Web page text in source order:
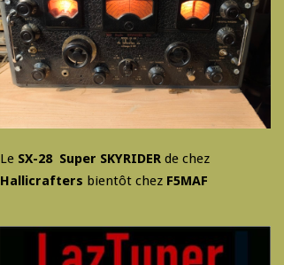
Le SX-28 Super SKYRIDER de chez
Hallicrafters bientôt chez F5MAF